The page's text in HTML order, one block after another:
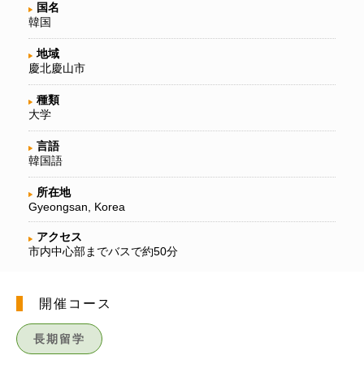
国名
韓国
地域
慶北慶山市
種類
大学
言語
韓国語
所在地
Gyeongsan, Korea
アクセス
市内中心部までバスで約50分
開催コース
長期留学